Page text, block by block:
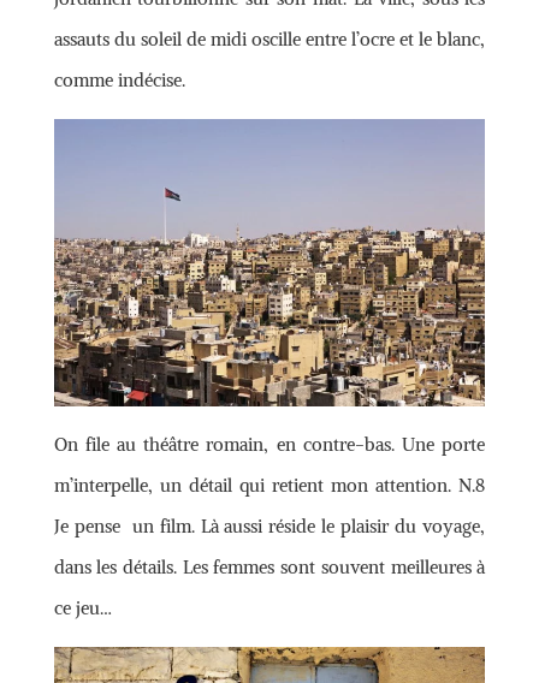
assauts du soleil de midi oscille entre l’ocre et le blanc,
comme indécise.
On file au théâtre romain, en contre-bas. Une porte
m’interpelle, un détail qui retient mon attention. N.8
Je pense un film. Là aussi réside le plaisir du voyage,
dans les détails. Les femmes sont souvent meilleures à
ce jeu…